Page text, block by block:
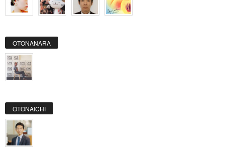
OTONANARA
OTONAICHI